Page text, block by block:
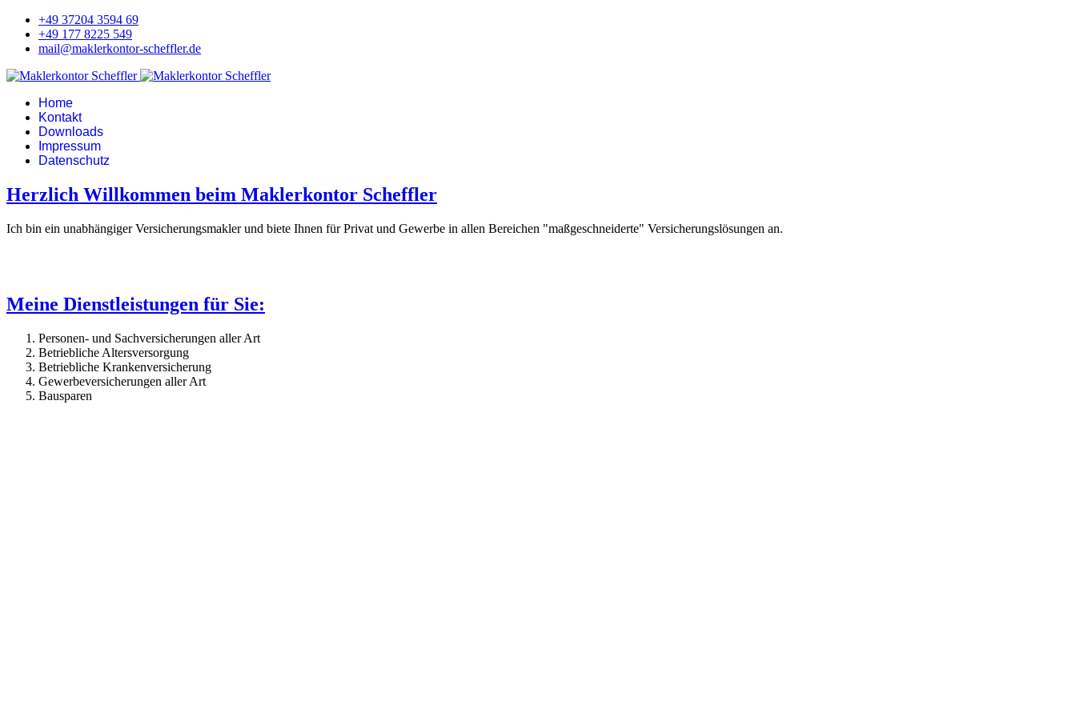
+49 37204 3594 69
+49 177 8225 549
mail@maklerkontor-scheffler.de
Home
Kontakt
Downloads
Impressum
Datenschutz
Herzlich Willkommen beim Maklerkontor Scheffler
Ich bin ein unabhängiger Versicherungsmakler und biete Ihnen für Privat und Gewerbe in allen Bereichen "maßgeschneiderte" Versicherungslösungen an.
Meine Dienstleistungen für Sie:
Personen- und Sachversicherungen aller Art
Betriebliche Altersversorgung
Betriebliche Krankenversicherung
Gewerbeversicherungen aller Art
Bausparen